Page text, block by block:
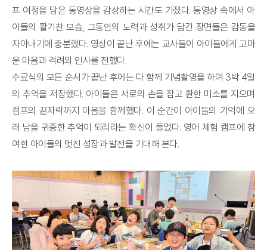
프 여정을 담은 동영상을 감상하는 시간도 가졌다. 동영상 속에서 아
이들의 활기찬 모습, 그동안의 노력과 성취가 담긴 장면들은 감동을
자아내기에 충분했다. 영상이 끝난 후에는 교사들이 아이들에게 고마
운 마음과 격려의 인사를 전했다.
수료식의 모든 순서가 끝난 후에는 다 함께 기념촬영을 하며 3박 4일
의 추억을 저장했다. 아이들은 서로의 손을 잡고 환한 미소를 지으며
캠프의 끝자락까지 마음을 함께했다. 이 순간이 아이들의 기억에 오
래 남을 귀중한 추억이 되리라는 확신이 들었다. 영어 체험 캠프에 참
여한 아이들의 멋진 성장과 발전을 기대해 본다.